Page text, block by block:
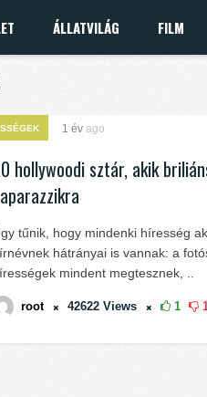
ÁLLATVILÁG FILM
1 év ago
hollywoodi sztár, akik
tűnik, hogy mindenki híresség
hátrányai is vannak: a
mindent megtesznek, ..
root 42622 Views 1